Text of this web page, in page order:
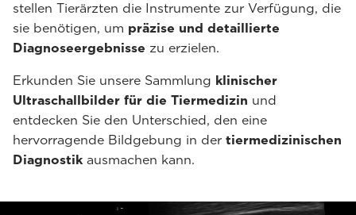
stellen Tierärzten die Instrumente zur Verfügung, die
sie benötigen, um präzise und detaillierte
Diagnoseergebnisse zu erzielen.
Erkunden Sie unsere Sammlung klinischer
Ultraschallbilder für die Tiermedizin und
entdecken Sie den Unterschied, den eine
hervorragende Bildgebung in der tiermedizinischen
Diagnostikausmachen kann.